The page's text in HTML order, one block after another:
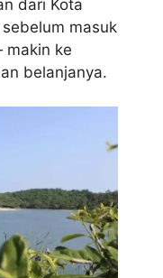
dari Kota
masuk
makin ke
belanjanya.